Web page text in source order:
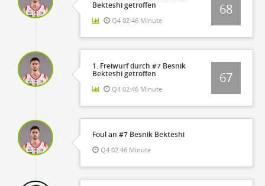
Bekteshi getroffen
Q4 02:46 Minute
68
1. Freiwurf durch #7 Besnik
Bekteshi getroffen
Q4 02:46 Minute
67
Foul an #7 Besnik Bekteshi
Q4 02:46 Minute